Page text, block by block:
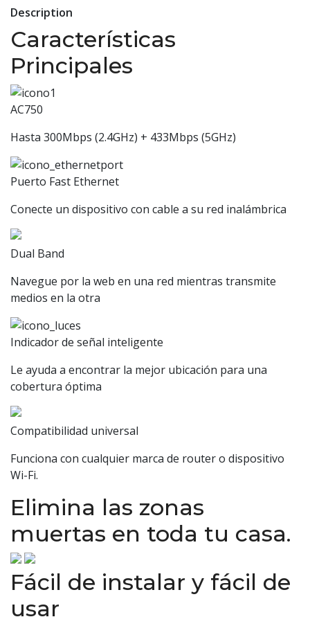
Description
Características
Principales
AC750
Hasta 300Mbps (2.4GHz) + 433Mbps (5GHz)
Puerto Fast Ethernet
Conecte un dispositivo con cable a su red inalámbrica
Dual Band
Navegue por la web en una red mientras transmite
medios en la otra
Indicador de señal inteligente
Le ayuda a encontrar la mejor ubicación para una
cobertura óptima
Compatibilidad universal
Funciona con cualquier marca de router o dispositivo
Wi-Fi.
Elimina las zonas
muertas en toda tu casa.
Fácil de instalar y fácil de
usar